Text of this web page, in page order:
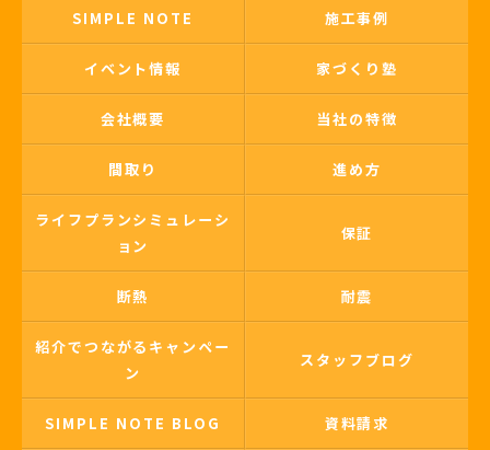
SIMPLE NOTE 施工事例
イベント情報 家づくり塾
会社概要 当社の特徴
間取り 進め方
ライフプランシミュレーシ
ョン
保証
断熱 耐震
紹介でつながるキャンペー
ン
スタッフブログ
SIMPLE NOTE BLOG 資料請求